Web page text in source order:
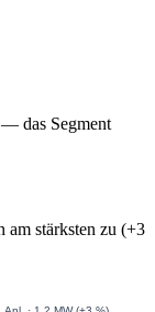
das Segment
am stärksten zu (+3